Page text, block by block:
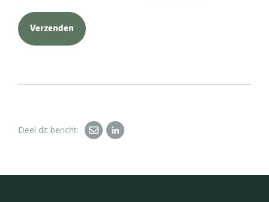
Deel dit bericht: